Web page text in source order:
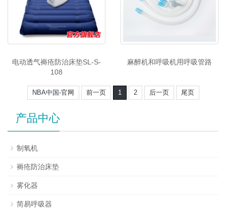
电动透气褥疮防治床垫SL-S-
108
麻醉机和呼吸机用呼吸管路
NBA中国-官网 前一页 1 2 后一页 尾页
产品中心
制氧机
褥疮防治床垫
雾化器
简易呼吸器